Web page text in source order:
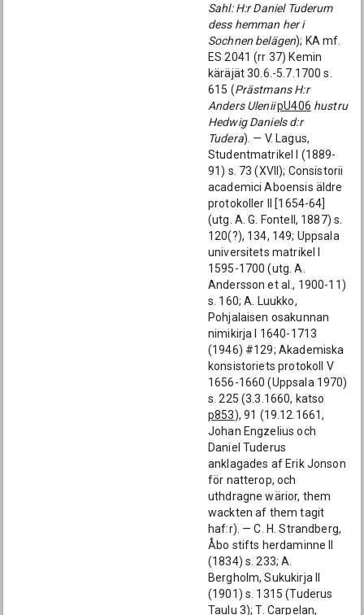
Sahl: H:r Daniel Tuderum
dess hemman her i
Sochnen belägen); KA mf.
ES 2041 (rr 37) Kemin
käräjät 30.6.-5.7.1700 s.
615 (Prästmans H:r
Anders UleniipU406 hustru
Hedwig Daniels d:r
Tudera). — V. Lagus,
Studentmatrikel I (1889-
91) s. 73 (XVII); Consistorii
academici Aboensis äldre
protokoller II [1654-64]
(utg. A. G. Fontell, 1887) s.
120(?), 134, 149; Uppsala
universitets matrikel I
1595-1700 (utg. A.
Andersson et al., 1900-11)
s. 160; A. Luukko,
Pohjalaisen osakunnan
nimikirja I 1640-1713
(1946) #129; Akademiska
konsistoriets protokoll V
1656-1660 (Uppsala 1970)
s. 225 (3.3.1660, katso
p853), 91 (19.12.1661,
Johan Engzelius och
Daniel Tuderus
anklagades af Erik Jonson
för natterop, och
uthdragne wärior, them
wackten af them tagit
haf:r). — C. H. Strandberg,
Åbo stifts herdaminne II
(1834) s. 233; A.
Bergholm, Sukukirja II
(1901) s. 1315 (Tuderus
Taulu 3); T. Carpelan,